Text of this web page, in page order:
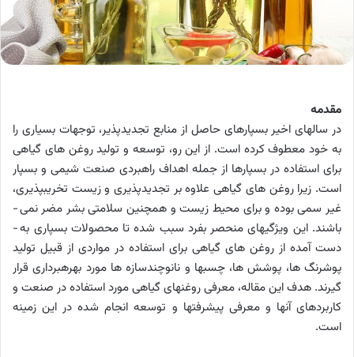
مقدمه
در سالهای اخیر بسپارهای حاصل از منابع تجدیدپذیر، توجهات بسیاری را
به خود معطوف کرده است. از این­ رو، توسعه و تولید روغن­ های گیاهی
برای استفاده در بسپارها از جمله اهداف راهبردی صنعت شیمی و بسپار
است. زیرا روغن ­های گیاهی علاوه بر تجدیدپذیری و زیست تخریب­پذیری،
غیر سمی بوده و برای محیط زیست و هم­چنین سلامتی بشر مضر نمی ­
باشند. این ویژگی­های منحصر بفرد سبب شده تا محصولات بسپاری به ­
دست آمده از روغن­ های گیاهی برای استفاده در مواردی از قبیل تولید
پوشرنگ ­ها، پوشش ­ها، چسب­ها و نانوچندسازه ­ها مورد بهره­برداری قرار
گیرند. هدف این مقاله، معرفی روغن­های گیاهی مورد استفاده در صنعت و
کاربردهای آن­ها و معرفی پیشرفت­ها و توسعه انجام شده در این زمینه
است.